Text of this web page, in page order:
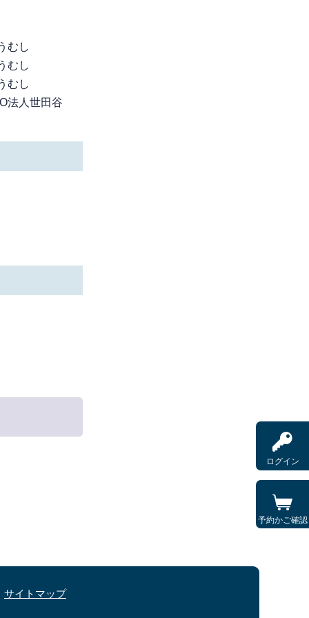
ログイン
予約かご確認
むし
むし
むし
法人世田谷
サイトマップ